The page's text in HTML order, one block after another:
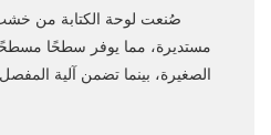
صُنعت لوحة الكتابة من
مستديرة، مما يوفر سطحًا مسطحًا
الصغيرة، بينما تضمن آلية